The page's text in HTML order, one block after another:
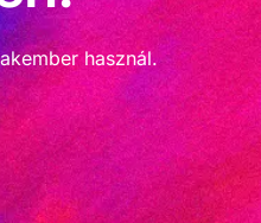
használ.